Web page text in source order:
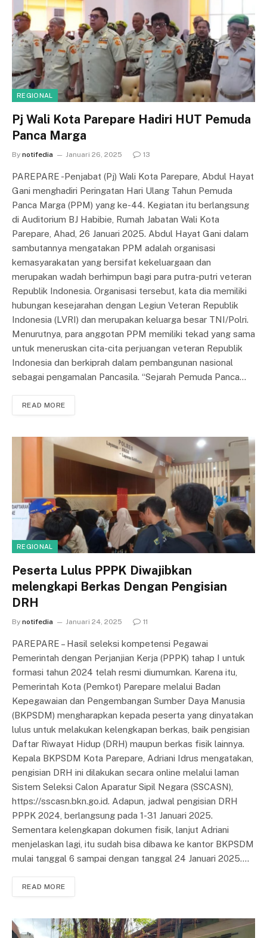
REGIONAL
Pj Wali Kota Parepare Hadiri HUT Pemuda
Panca Marga
By notifedia Januari 26, 2025 13
PAREPARE -Penjabat (Pj) Wali Kota Parepare, Abdul Hayat
Gani menghadiri Peringatan Hari Ulang Tahun Pemuda
Panca Marga (PPM) yang ke-44. Kegiatan itu berlangsung
di Auditorium BJ Habibie, Rumah Jabatan Wali Kota
Parepare, Ahad, 26 Januari 2025. Abdul Hayat Gani dalam
sambutannya mengatakan PPM adalah organisasi
kemasyarakatan yang bersifat kekeluargaan dan
merupakan wadah berhimpun bagi para putra-putri veteran
Republik Indonesia. Organisasi tersebut, kata dia memiliki
hubungan kesejarahan dengan Legiun Veteran Republik
Indonesia (LVRI) dan merupakan keluarga besar TNI/Polri.
Menurutnya, para anggotan PPM memiliki tekad yang sama
untuk meneruskan cita-cita perjuangan veteran Republik
Indonesia dan berkiprah dalam pembangunan nasional
sebagai pengamalan Pancasila. “Sejarah Pemuda Panca…
READ MORE
REGIONAL
Peserta Lulus PPPK Diwajibkan
melengkapi Berkas Dengan Pengisian
DRH
By notifedia Januari 24, 2025 11
PAREPARE – Hasil seleksi kompetensi Pegawai
Pemerintah dengan Perjanjian Kerja (PPPK) tahap I untuk
formasi tahun 2024 telah resmi diumumkan. Karena itu,
Pemerintah Kota (Pemkot) Parepare melalui Badan
Kepegawaian dan Pengembangan Sumber Daya Manusia
(BKPSDM) mengharapkan kepada peserta yang dinyatakan
lulus untuk melakukan kelengkapan berkas, baik pengisian
Daftar Riwayat Hidup (DRH) maupun berkas fisik lainnya.
Kepala BKPSDM Kota Parepare, Adriani Idrus mengatakan,
pengisian DRH ini dilakukan secara online melalui laman
Sistem Seleksi Calon Aparatur Sipil Negara (SSCASN),
https://sscasn.bkn.go.id. Adapun, jadwal pengisian DRH
PPPK 2024, berlangsung pada 1-31 Januari 2025.
Sementara kelengkapan dokumen fisik, lanjut Adriani
menjelaskan lagi, itu sudah bisa dibawa ke kantor BKPSDM
mulai tanggal 6 sampai dengan tanggal 24 Januari 2025.…
READ MORE